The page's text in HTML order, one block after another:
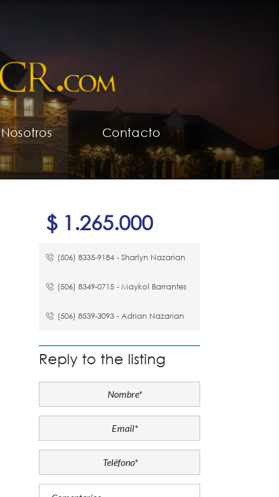
Nosotros Contacto
$ 1.265.000
(506) 8335-9184​ - Sharlyn Nazarian
(506) 8349-0715 - Maykol Barrantes
(506) 8539-3093 - Adrian Nazarian
Reply to the listing